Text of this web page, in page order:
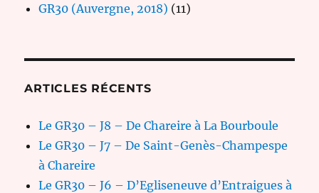
GR30 (Auvergne, 2018) (11)
ARTICLES RÉCENTS
Le GR30 – J8 – De Chareire à La Bourboule
Le GR30 – J7 – De Saint-Genès-Champespe
à Chareire
Le GR30 – J6 – D’Egliseneuve d’Entraigues à